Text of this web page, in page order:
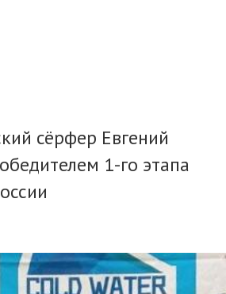
сёрфер Евгений
1-го этапа